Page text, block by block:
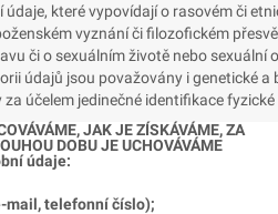
údaje, které vypovídají o rasovém či
vyznání či filozofickém
či o sexuálním životě nebo sexuální
údajů jsou považovány i genetické a
účelem jedinečné identifikace fyzické
JAK JE ZÍSKÁVÁME, ZA
DOBU JE UCHOVÁVÁME
údaje:
mail, telefonní číslo);